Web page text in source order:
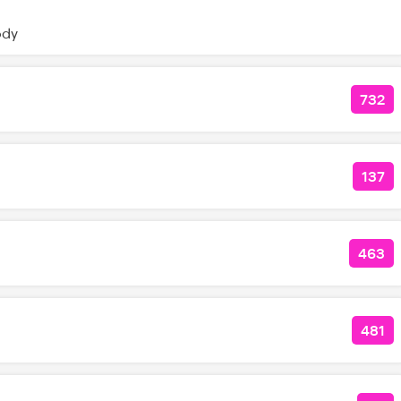
732
137
463
481